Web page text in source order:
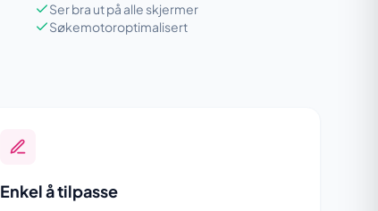
Ser bra ut på alle skjermer
Søkemotoroptimalisert
Enkel å tilpasse